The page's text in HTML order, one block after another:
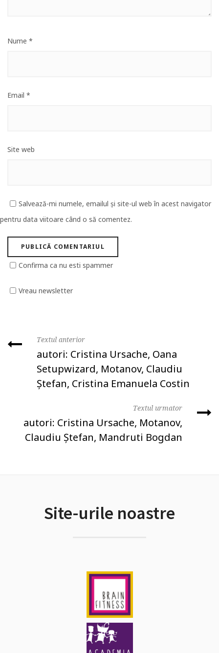
Nume *
Email *
Site web
Salvează-mi numele, emailul și site-ul web în acest navigator
pentru data viitoare când o să comentez.
Confirma ca nu esti spammer
Vreau newsletter
Textul anterior
autori: Cristina Ursache, Oana
Setupwizard, Motanov, Claudiu
Ștefan, Cristina Emanuela Costin
Textul urmator
autori: Cristina Ursache, Motanov,
Claudiu Ștefan, Mandruti Bogdan
Site-urile noastre